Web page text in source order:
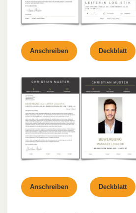
Anschreiben Deckblatt
Anschreiben Deckblatt